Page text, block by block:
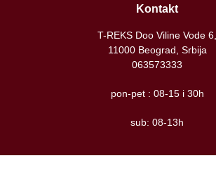
Kontakt
T-REKS Doo Viline Vode 6,
11000 Beograd, Srbija
063573333
pon-pet : 08-15 i 30h
sub: 08-13h